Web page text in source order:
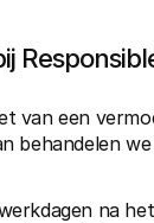
van een
behandelen
na